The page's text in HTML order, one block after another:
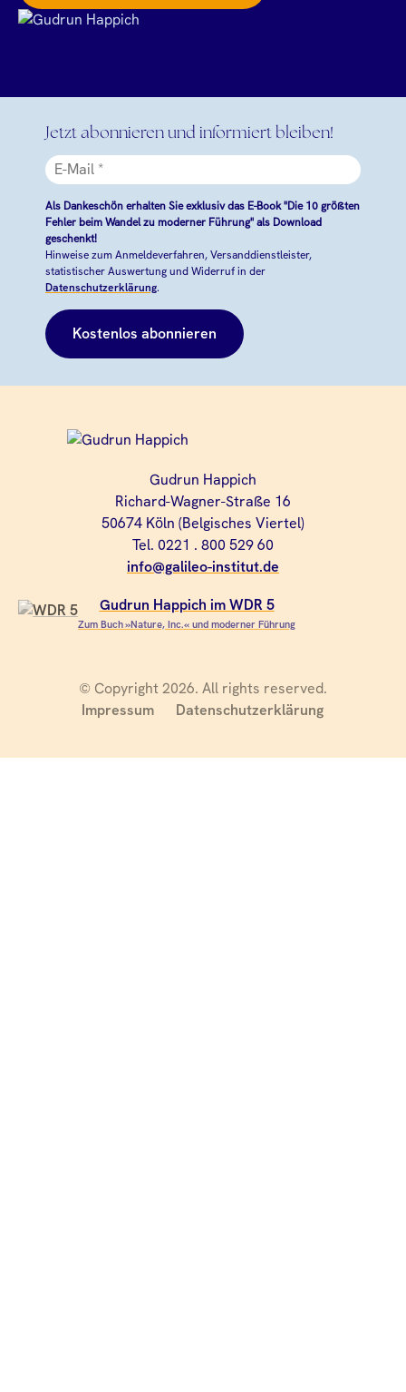
Jetzt abonnieren und informiert bleiben!
Als Dankeschön erhalten Sie exklusiv das E-Book "Die 10 größten
Fehler beim Wandel zu moderner Führung" als Download
geschenkt!
Hinweise zum Anmeldeverfahren, Versanddienstleister,
statistischer Auswertung und Widerruf in der
Datenschutzerklärung.
Gudrun Happich
Richard-Wagner-Straße 16
50674 Köln (Belgisches Viertel)
Tel. 0221 . 800 529 60
info@galileo-institut.de
Gudrun Happich im WDR 5
Zum Buch »Nature, Inc.« und moderner Führung
© Copyright 2026. All rights reserved.
Impressum
Datenschutzerklärung